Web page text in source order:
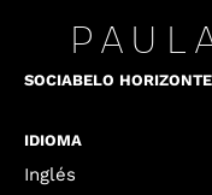
SOCIABELO
IDIOMA
Inglés